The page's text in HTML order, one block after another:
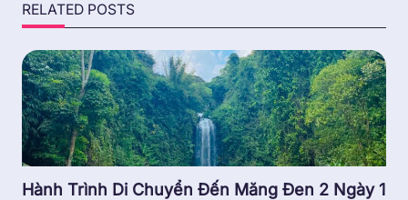
RELATED POSTS
Hành Trình Di Chuyển Đến Măng Đen 2 Ngày 1